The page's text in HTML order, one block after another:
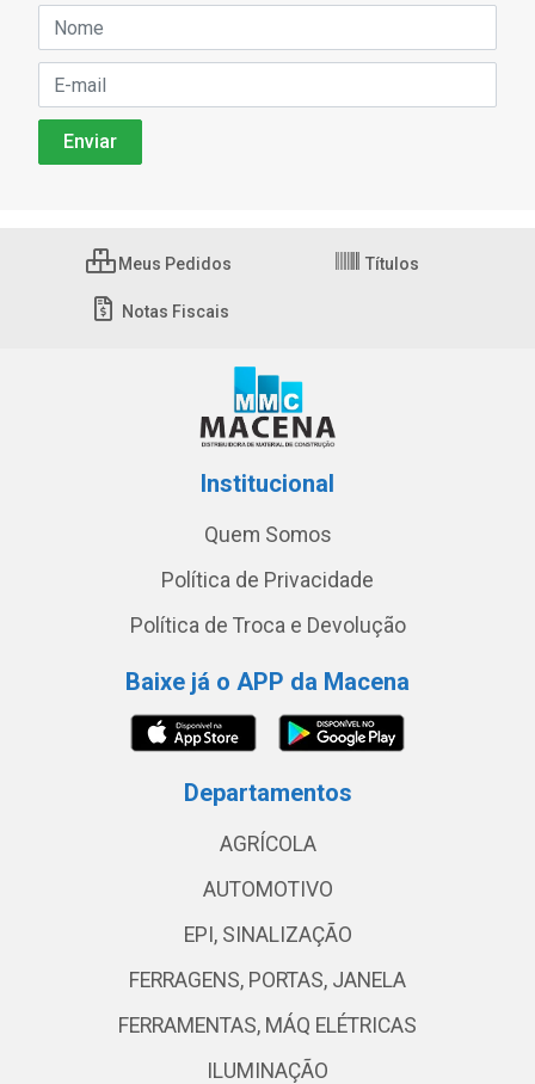
Meus Pedidos Títulos
Notas Fiscais
Institucional
Quem Somos
Política de Privacidade
Política de Troca e Devolução
Baixe já o APP da Macena
Departamentos
AGRÍCOLA
AUTOMOTIVO
EPI, SINALIZAÇÃO
FERRAGENS, PORTAS, JANELA
FERRAMENTAS, MÁQ ELÉTRICAS
ILUMINAÇÃO